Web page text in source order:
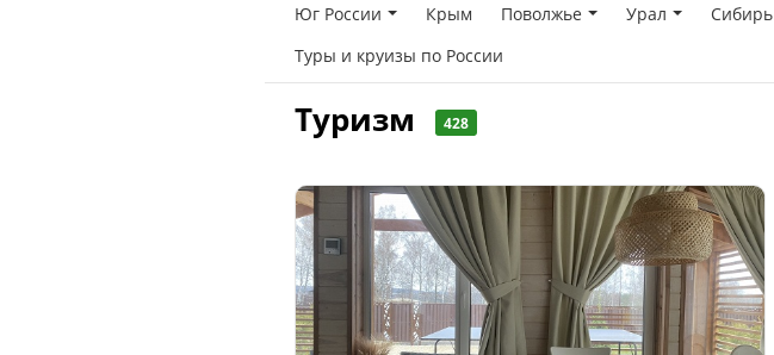
Юг России
Крым Поволжье Урал Сибирь
Туры и круизы по России
Туризм 428